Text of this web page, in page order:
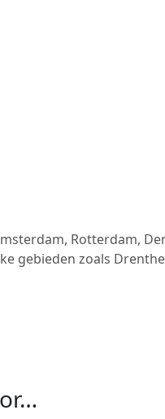
Rotterdam,
gebieden zoals